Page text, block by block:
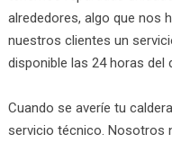
alrededores, algo que nos
nuestros clientes un
disponible las 24 horas del
Cuando se averíe tu
servicio técnico. Nosotros